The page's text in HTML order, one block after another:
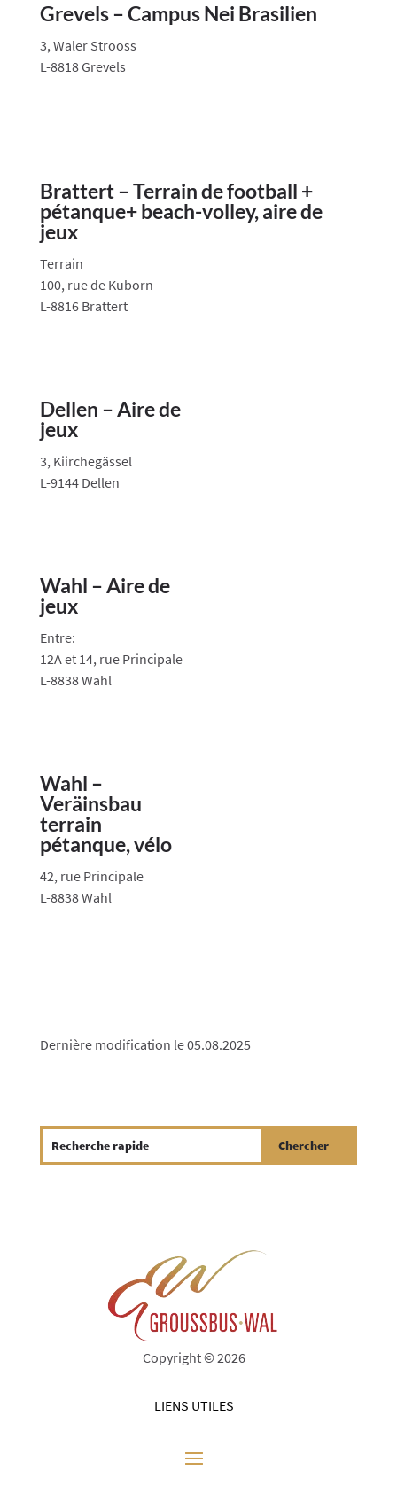
Grevels – Campus Nei Brasilien
3, Waler Strooss
L-8818 Grevels
Brattert – Terrain de football +
pétanque+ beach-volley, aire de
jeux
Terrain
100, rue de Kuborn
L-8816 Brattert
Dellen – Aire de
jeux
3, Kiirchegässel
L-9144 Dellen
Wahl – Aire de
jeux
Entre:
12A et 14, rue Principale
L-8838 Wahl
Wahl –
Veräinsbau
terrain
pétanque, vélo
42, rue Principale
L-8838 Wahl
Dernière modification le 05.08.2025
Copyright © 2026
LIENS UTILES